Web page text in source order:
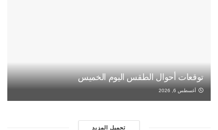
توقعات أحوال الطقس اليوم الخميس
أغسطس 6, 2026
تحميل المزيد